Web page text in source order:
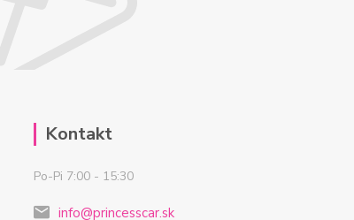
Kontakt
Po-Pi 7:00 - 15:30
info@princesscar.sk